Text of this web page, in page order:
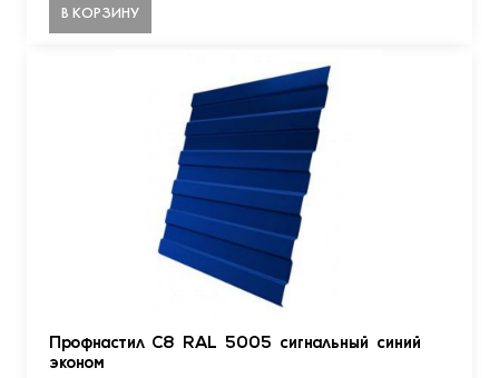
В КОРЗИНУ
Профнастил С8 RAL 5005 сигнальный синий
эконом